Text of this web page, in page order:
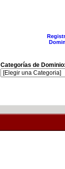
Categorías de Dominio: